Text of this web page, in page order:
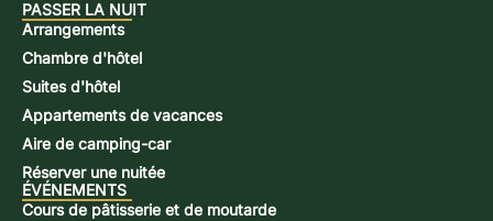
PASSER LA NUIT
Arrangements
Chambre d'hôtel
Suites d'hôtel
Appartements de vacances
Aire de camping-car
Réserver une nuitée
ÉVÉNEMENTS
Cours de pâtisserie et de moutarde